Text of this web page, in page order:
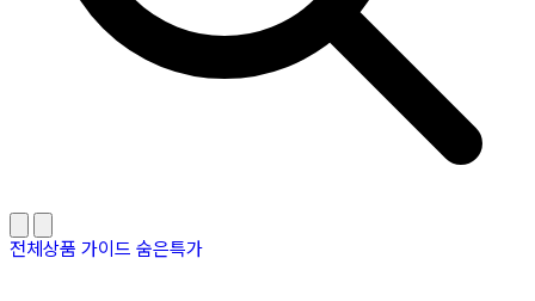
전체상품 가이드 숨은특가